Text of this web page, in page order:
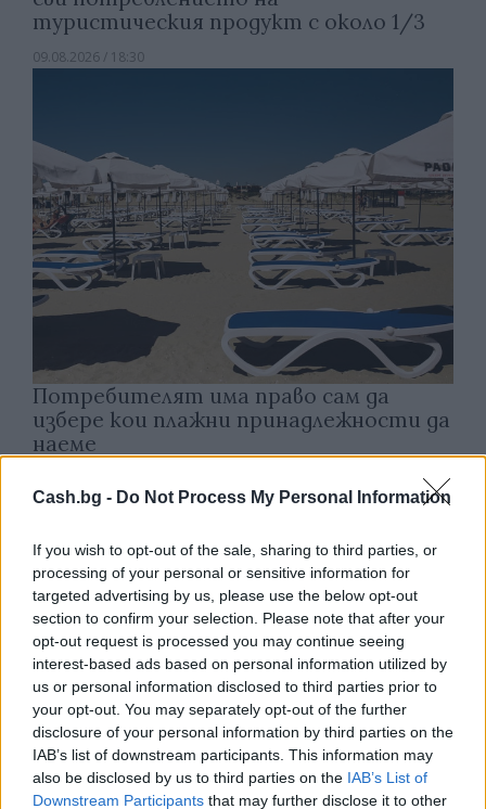
Cash.bg - Do Not Process My Personal Information
If you wish to opt-out of the sale, sharing to third parties, or
processing of your personal or sensitive information for
targeted advertising by us, please use the below opt-out
section to confirm your selection. Please note that after your
opt-out request is processed you may continue seeing
interest-based ads based on personal information utilized by
us or personal information disclosed to third parties prior to
your opt-out. You may separately opt-out of the further
disclosure of your personal information by third parties on the
IAB’s list of downstream participants. This information may
also be disclosed by us to third parties on the IAB’s List of
Downstream Participants that may further disclose it to other
туристическия продукт с около 1/3
09.08.2026 / 18:30
Потребителят има право сам да
избере кои плажни принадлежности да
наеме